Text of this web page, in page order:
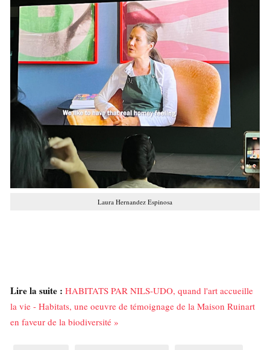
Laura Hernandez Espinosa
Lire la suite : HABITATS PAR NILS-UDO, quand l'art accueille
la vie - Habitats, une oeuvre de témoignage de la Maison Ruinart
en faveur de la biodiversité »